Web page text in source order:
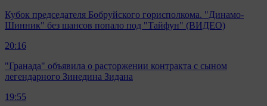
Кубок председателя Бобруйского горисполкома. "Динамо-
Шинник" без шансов попало под "Тайфун" (ВИДЕО)
20:16
"Гранада" объявила о расторжении контракта с сыном
легендарного Зинедина Зидана
19:55